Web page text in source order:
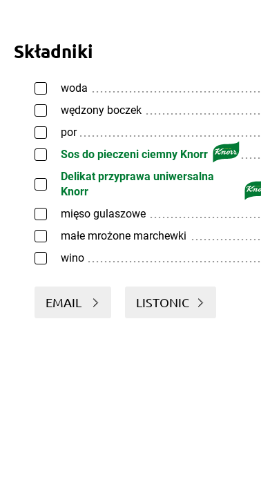
Składniki
woda
wędzony boczek
por
Sos do pieczeni ciemny Knorr
Delikat przyprawa uniwersalna
Knorr
mięso gulaszowe
małe mrożone marchewki
wino
EMAIL LISTONIC